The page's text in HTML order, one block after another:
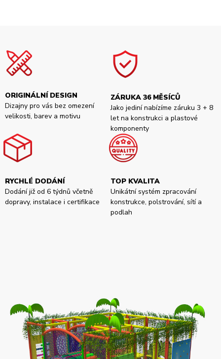
ORIGINÁLNÍ DESIGN
Dizajny pro vás bez omezení
velikosti, barev a motivu
ZÁRUKA 36 MĚSÍCŮ
Jako jediní nabízíme záruku 3 + 8
let na konstrukci a plastové
komponenty
RYCHLÉ DODÁNÍ
Dodání již od 6 týdnů včetně
dopravy, instalace i certifikace
TOP KVALITA
Unikátní systém zpracování
konstrukce, polstrování, sítí a
podlah